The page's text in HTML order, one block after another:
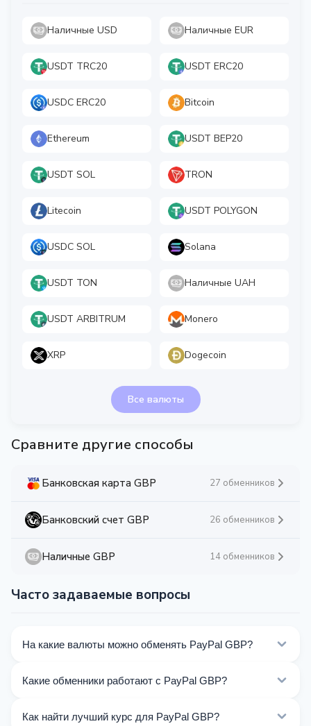
Наличные USD Наличные EUR
USDT TRC20 USDT ERC20
USDC ERC20 Bitcoin
Ethereum USDT BEP20
USDT SOL TRON
Litecoin USDT POLYGON
USDC SOL Solana
USDT TON Наличные UAH
USDT ARBITRUM Monero
XRP Dogecoin
Все валюты
Сравните другие способы
Банковская карта GBP 27 обменников
Банковский счет GBP 26 обменников
Наличные GBP 14 обменников
Часто задаваемые вопросы
На какие валюты можно обменять PayPal GBP?
GBP. Выберите нужное направление из списка на
Какие обменники работают с PayPal GBP?
Как найти лучший курс для PayPal GBP?